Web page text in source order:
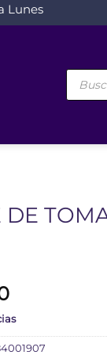
Lunes
DE